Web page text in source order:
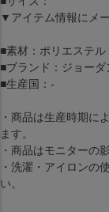
▼アイテム情報にメ
■素材：ポリエステル
■ブランド：ジョー
■生産国：-
・商品は生産時期に
ます。
・商品はモニターの
・洗濯・アイロンの
い。